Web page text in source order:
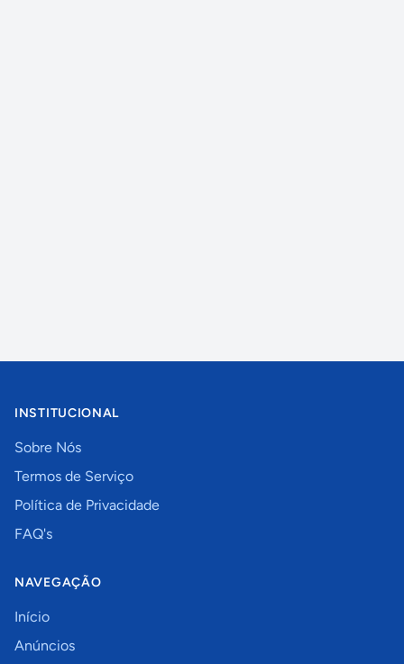
INSTITUCIONAL
Sobre Nós
Termos de Serviço
Política de Privacidade
FAQ's
NAVEGAÇÃO
Início
Anúncios